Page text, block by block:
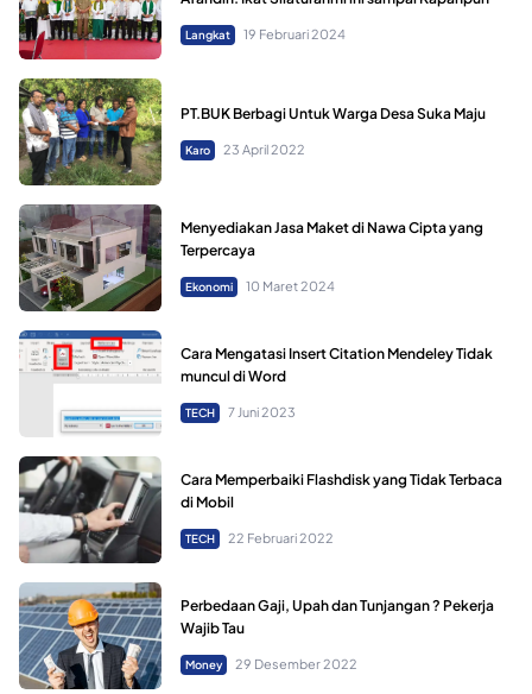
Langkat 19 Februari 2024
PT.BUK Berbagi Untuk Warga Desa Suka Maju
Karo 23 April 2022
Menyediakan Jasa Maket di Nawa Cipta yang
Terpercaya
Ekonomi 10 Maret 2024
Cara Mengatasi Insert Citation Mendeley Tidak
muncul di Word
TECH 7 Juni 2023
Cara Memperbaiki Flashdisk yang Tidak Terbaca
di Mobil
TECH 22 Februari 2022
Perbedaan Gaji, Upah dan Tunjangan ? Pekerja
Wajib Tau
Money 29 Desember 2022